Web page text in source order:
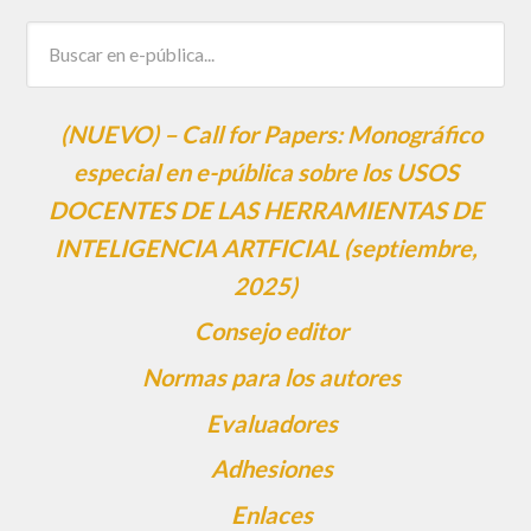
(NUEVO) – Call for Papers: Monográfico
especial en e-pública sobre los USOS
DOCENTES DE LAS HERRAMIENTAS DE
INTELIGENCIA ARTFICIAL (septiembre,
2025)
Consejo editor
Normas para los autores
Evaluadores
Adhesiones
Enlaces